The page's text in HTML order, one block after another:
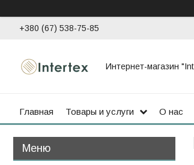
+380 (67) 538-75-85
Интернет-магазин
Главная Товары и услуги О нас